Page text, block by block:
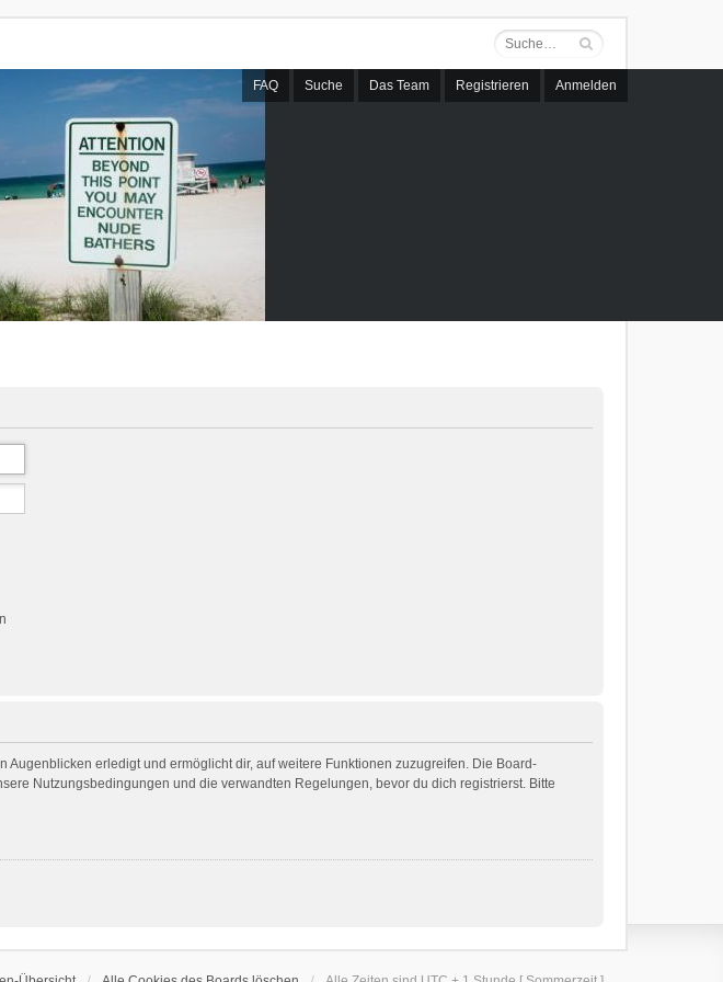
FAQ Suche Das Team Registrieren Anmelden
erledigt und ermöglicht dir, auf weitere Funktionen zuzugreifen. Die Board-
Nutzungsbedingungen und die verwandten Regelungen, bevor du dich registrierst. Bitte